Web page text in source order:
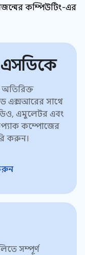
কম্পিউটিং-এর
এক্সআরের সাথে
এমুলেটর এবং
কম্পোজের
করুন।
সম্পূর্ণ